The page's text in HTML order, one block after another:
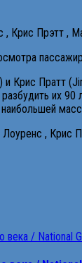
, Крис Прэтт ,
Крис Пратт
разбудить их
, Крис